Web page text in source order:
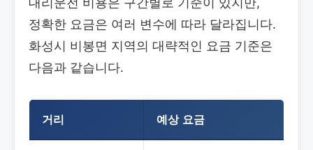
정확한 요금은 여러 변수에 따라 달라집니다.
화성시 비봉면 지역의 대략적인 요금 기준은
다음과 같습니다.
거리 예상 요금